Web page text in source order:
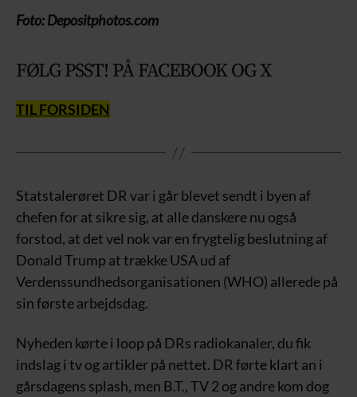
Foto: Depositphotos.com
FØLG PSST! PÅ FACEBOOK OG X
TIL FORSIDEN
Statstalerøret DR var i går blevet sendt i byen af
chefen for at sikre sig, at alle danskere nu også
forstod, at det vel nok var en frygtelig beslutning af
Donald Trump at trække USA ud af
Verdenssundhedsorganisationen (WHO) allerede på
sin første arbejdsdag.
Nyheden kørte i loop på DRs radiokanaler, du fik
indslag i tv og artikler på nettet. DR førte klart an i
gårsdagens splash, men B.T., TV 2 og andre kom dog